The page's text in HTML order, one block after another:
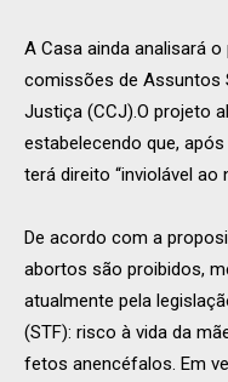
A Casa ainda analisará
comissões de Assuntos
Justiça (CCJ).O projeto
estabelecendo que,
terá direito “inviolável
De acordo com a
abortos são proibidos,
atualmente pela
(STF): risco à vida da
fetos anencéfalos. Em